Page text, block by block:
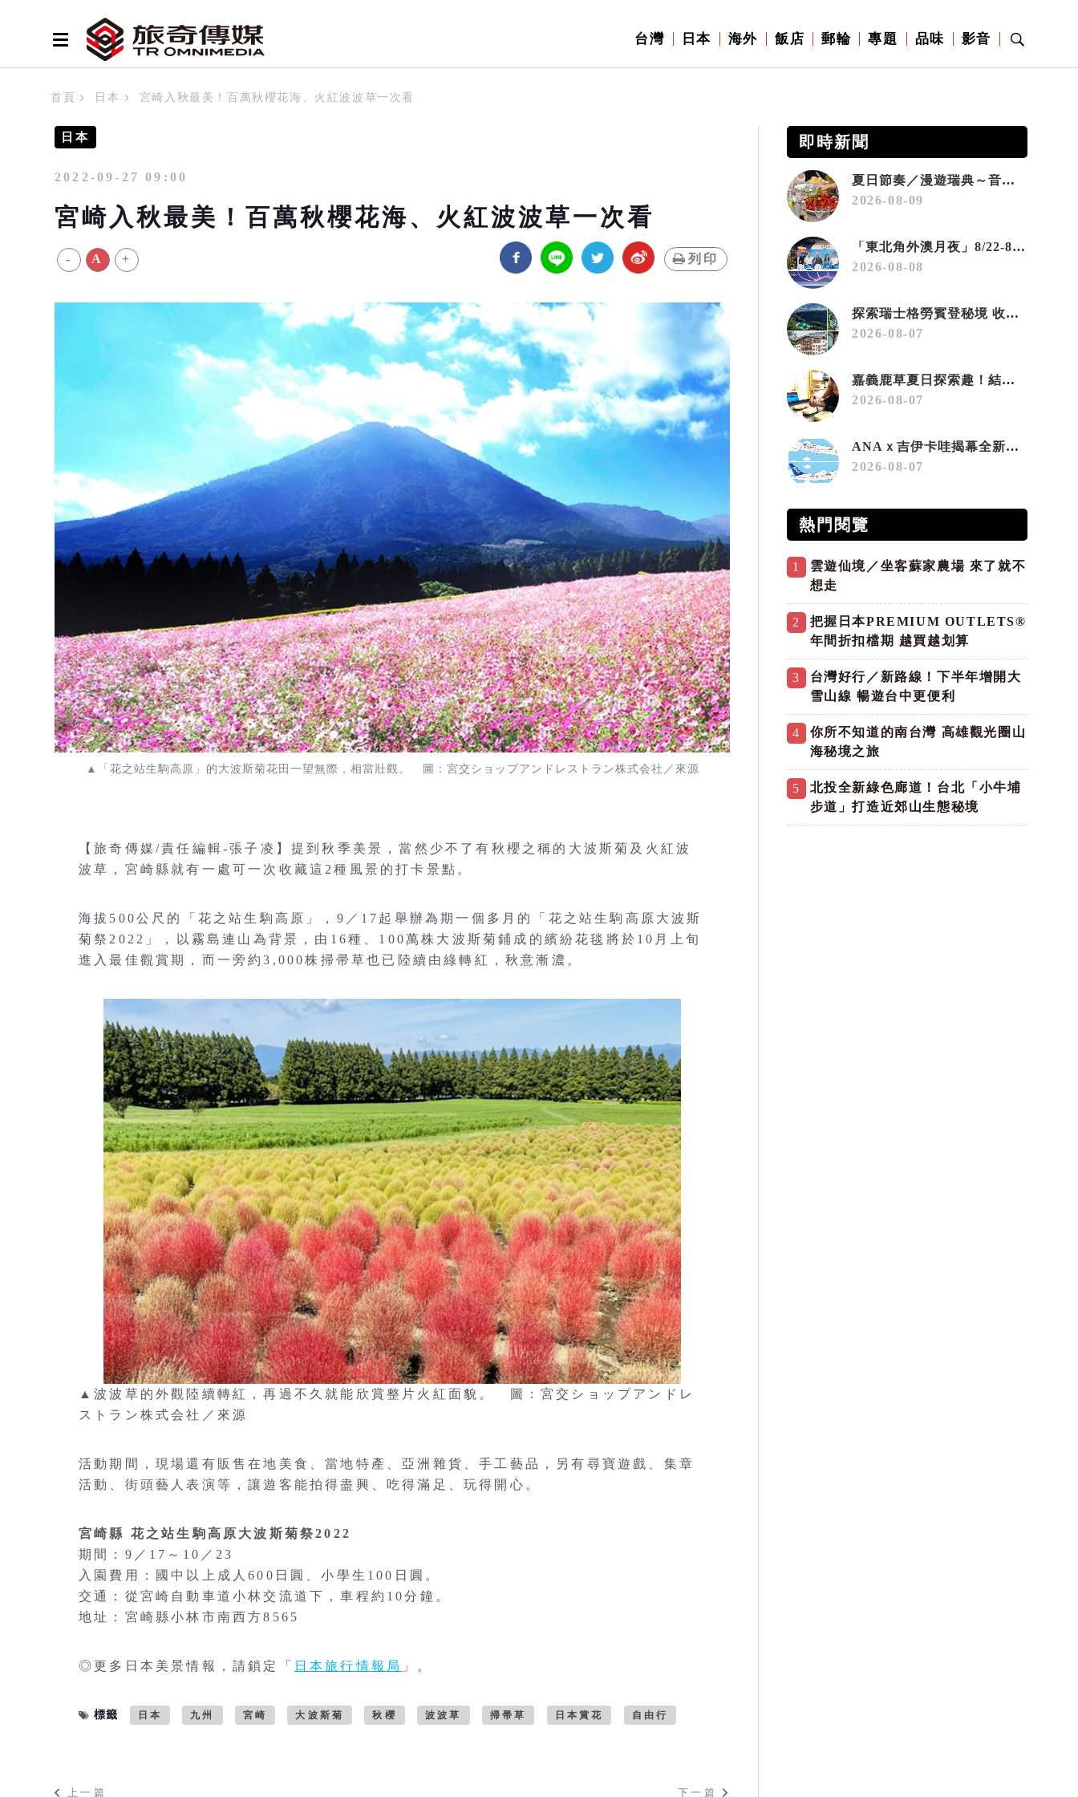
台灣 日本 海外 飯店 郵輪 專題 品味 影音
首頁 日本 宮崎入秋最美！百萬秋櫻花海、火紅波波草一次看
日本
2022-09-27 09:00
宮崎入秋最美！百萬秋櫻花海、火紅波波草一次看
- A + 列印
▲「花之站生駒高原」的大波斯菊花田一望無際，相當壯觀。 圖：宮交ショップアンドレストラン株式会社／來源
【旅奇傳媒/責任編輯-張子凌】提到秋季美景，當然少不了有秋櫻之稱的大波斯菊及火紅波
波草，宮崎縣就有一處可一次收藏這2種風景的打卡景點。
海拔500公尺的「花之站生駒高原」，9／17起舉辦為期一個多月的「花之站生駒高原大波斯
菊祭2022」，以霧島連山為背景，由16種、100萬株大波斯菊鋪成的繽紛花毯將於10月上旬
進入最佳觀賞期，而一旁約3,000株掃帚草也已陸續由綠轉紅，秋意漸濃。
▲波波草的外觀陸續轉紅，再過不久就能欣賞整片火紅面貌。 圖：宮交ショップアンドレ
ストラン株式会社／來源
活動期間，現場還有販售在地美食、當地特產、亞洲雜貨、手工藝品，另有尋寶遊戲、集章
活動、街頭藝人表演等，讓遊客能拍得盡興、吃得滿足、玩得開心。
宮崎縣 花之站生駒高原大波斯菊祭2022
期間：9／17～10／23
入園費用：國中以上成人600日圓、小學生100日圓。
交通：從宮崎自動車道小林交流道下，車程約10分鐘。
地址：宮崎縣小林市南西方8565
◎更多日本美景情報，請鎖定「 日本旅行情報局 」。
標籤 日本 九州 宮崎 大波斯菊 秋櫻 波波草 掃帚草 日本賞花 自由行
上一篇 下一篇
即時新聞
夏日節奏／漫遊瑞典～音樂、療癒桑拿、美味歡樂螯蝦節
2026-08-09
「東北角外澳月夜」8/22-8/23浪漫登場 串聯五漁村、音樂、市集、火舞與慢旅共度夏夜
2026-08-08
探索瑞士格勞賓登秘境 收藏六種阿爾卑斯夏日療癒之旅
2026-08-07
嘉義鹿草夏日探索趣！結合科學、農場與自然的親子小旅行
2026-08-07
ANAｘ吉伊卡哇揭幕全新彩繪機「Chiikawa JET」
2026-08-07
熱門閱覽
1
雲遊仙境／坐客蘇家農場 來了就不
想走
2
把握日本PREMIUM OUTLETS®
年間折扣檔期 越買越划算
3
台灣好行／新路線！下半年增開大
雪山線 暢遊台中更便利
4
你所不知道的南台灣 高雄觀光圈山
海秘境之旅
5
北投全新綠色廊道！台北「小牛埔
步道」打造近郊山生態秘境